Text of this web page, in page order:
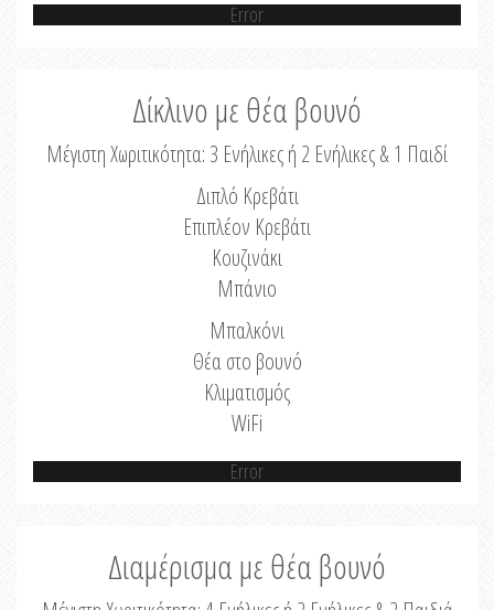
Error
Δίκλινο με θέα βουνό
Μέγιστη Χωριτικότητα: 3 Ενήλικες ή 2 Ενήλικες & 1 Παιδί
Διπλό Κρεβάτι
Επιπλέον Κρεβάτι
Κουζινάκι
Μπάνιο
Μπαλκόνι
Θέα στο βουνό
Κλιματισμός
WiFi
Error
Διαμέρισμα με θέα βουνό